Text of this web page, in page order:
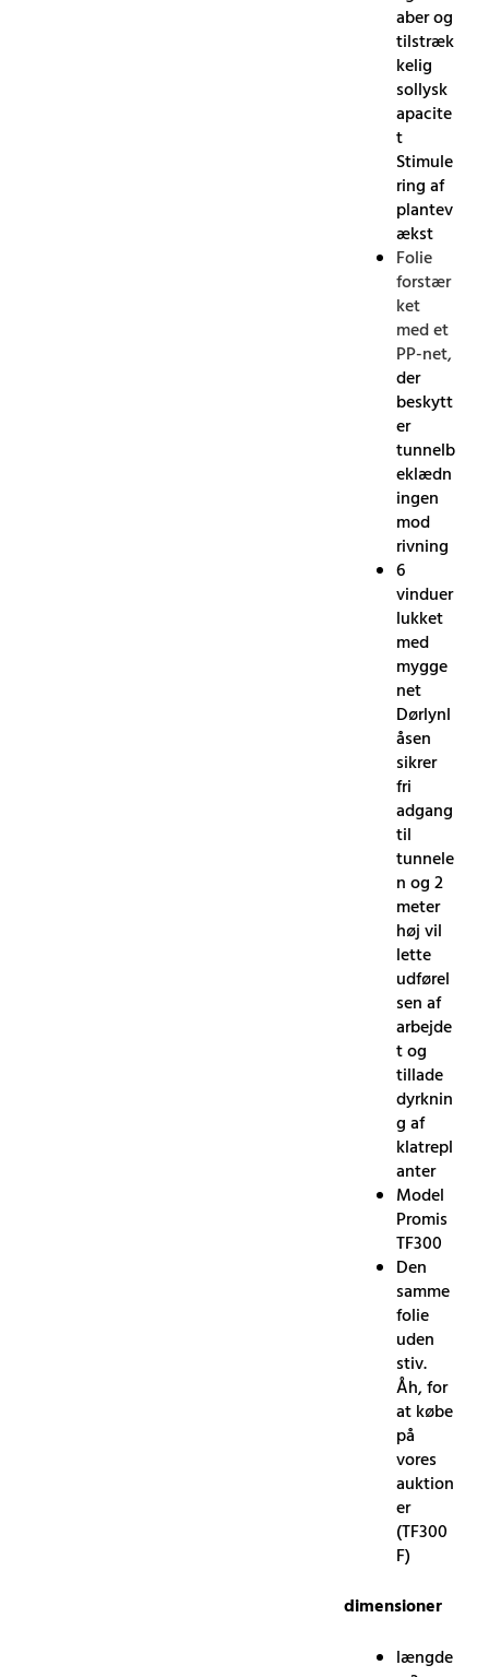
aber og
tilstræk
kelig
sollysk
apacite
t
Stimule
ring af
plantev
ækst
Folie
forstær
ket
med et
PP-net,
der
beskytt
er
tunnelb
eklædn
ingen
mod
rivning
6
vinduer
lukket
med
mygge
net
Dørlynl
åsen
sikrer
fri
adgang
til
tunnele
n og 2
meter
høj vil
lette
udførel
sen af ​​
arbejde
t og
tillade
dyrknin
g af
klatrepl
anter
Model
Promis
TF300
Den
samme
folie
uden
stiv.
Åh, for
at købe
på
vores
auktion
er
(TF300
F)
dimensioner
længde